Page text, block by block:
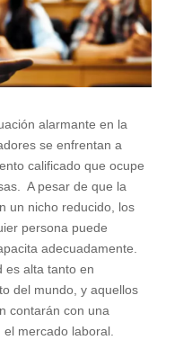
alarmante en la
se enfrentan a
calificado que ocupe
A pesar de que la
un nicho reducido, los
persona puede
adecuadamente.
es alta tanto en
del mundo, y aquellos
contarán con una
mercado laboral.